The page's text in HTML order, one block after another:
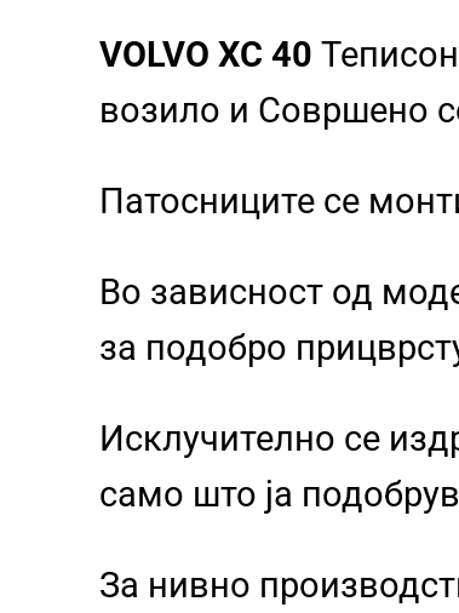
VOLVO XC 40
возило и Совршено
Патосниците се
Во зависност од
за подобро
Исклучително се
само што ја
За нивно